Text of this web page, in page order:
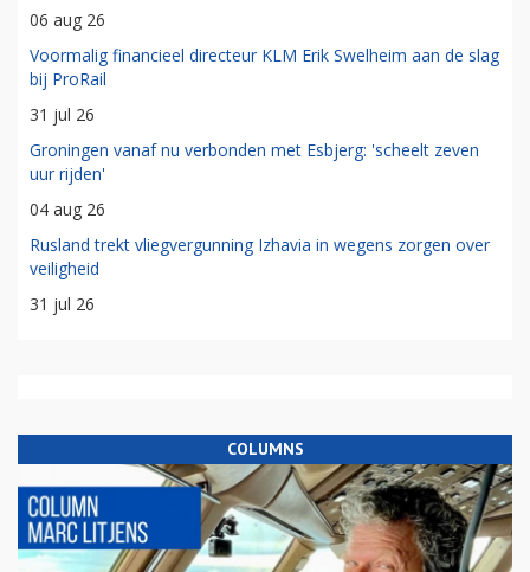
06 aug 26
Voormalig financieel directeur KLM Erik Swelheim aan de slag
bij ProRail
31 jul 26
Groningen vanaf nu verbonden met Esbjerg: 'scheelt zeven
uur rijden'
04 aug 26
Rusland trekt vliegvergunning Izhavia in wegens zorgen over
veiligheid
31 jul 26
COLUMNS